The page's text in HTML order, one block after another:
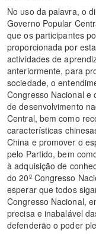
No uso da palavra, o
Governo Popular
que os participantes
proporcionada por
actividades de
anteriormente, para
sociedade, o
Congresso Nacional e
de desenvolvimento
Central, bem como
características
China e promover o
pelo Partido, bem
à adquisição de
do 20º Congresso
esperar que todos
Congresso Nacional,
precisa e inabalável
defenderão o poder